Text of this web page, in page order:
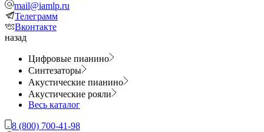
mail@iamlp.ru
Телеграмм
Вконтакте
назад
Цифровые пианино
Синтезаторы
Акустические пианино
Акустические рояли
Весь каталог
8 (800) 700-41-98